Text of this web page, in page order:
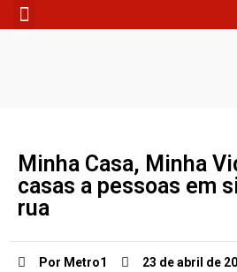
Minha Casa, Minha
casas a pessoas em
rua
Por Metro1 23 de abril de